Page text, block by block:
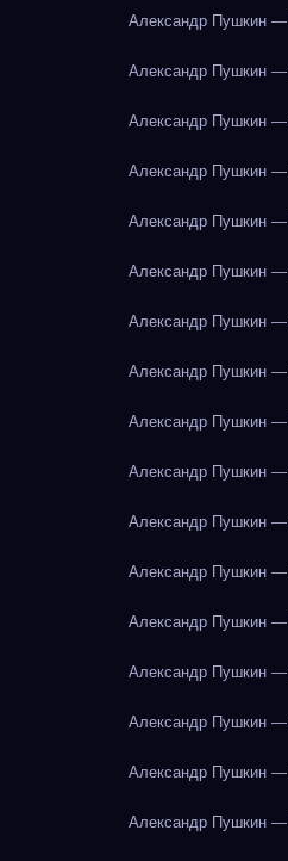
Александр Пушкин —
Александр Пушкин —
Александр Пушкин —
Александр Пушкин —
Александр Пушкин —
Александр Пушкин —
Александр Пушкин —
Александр Пушкин —
Александр Пушкин —
Александр Пушкин —
Александр Пушкин —
Александр Пушкин —
Александр Пушкин —
Александр Пушкин —
Александр Пушкин —
Александр Пушкин —
Александр Пушкин —